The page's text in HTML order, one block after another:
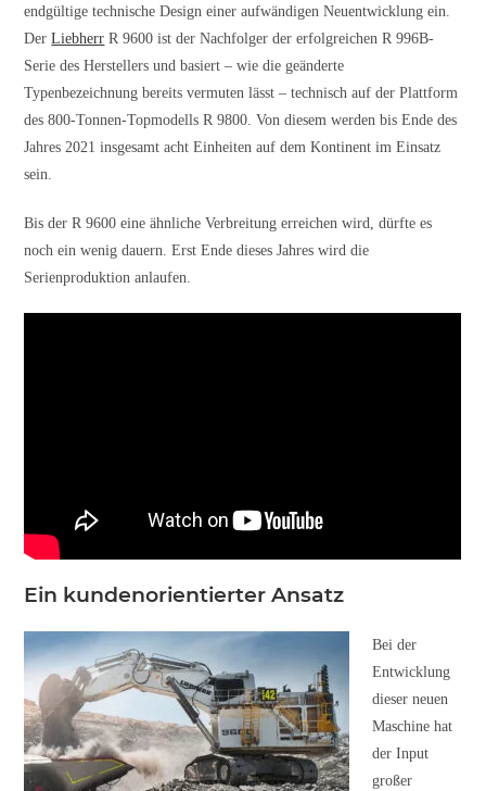
endgültige technische Design einer aufwändigen Neuentwicklung ein.
DerLiebherr R 9600 ist der Nachfolger der erfolgreichen R 996B-
Serie des Herstellers und basiert – wie die geänderte
Typenbezeichnung bereits vermuten lässt – technisch auf der Plattform
des 800-Tonnen-Topmodells R 9800. Von diesem werden bis Ende des
Jahres 2021 insgesamt acht Einheiten auf dem Kontinent im Einsatz
sein.
Bis der R 9600 eine ähnliche Verbreitung erreichen wird, dürfte es
noch ein wenig dauern. Erst Ende dieses Jahres wird die
Serienproduktion anlaufen.
Ein kundenorientierter Ansatz
Bei der
Entwicklung
dieser neuen
Maschine hat
der Input
großer